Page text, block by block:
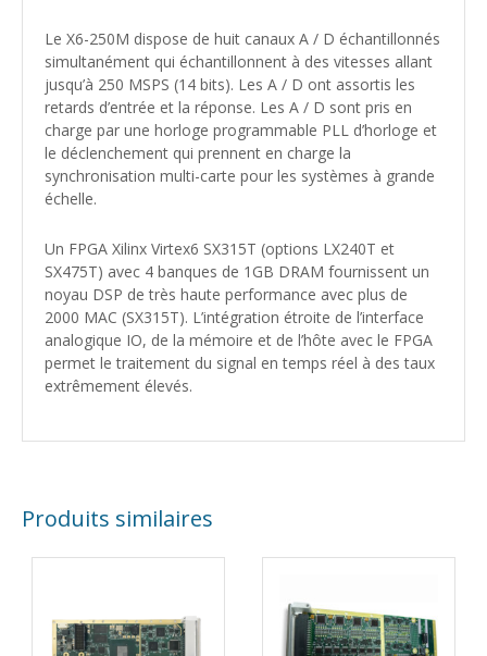
Le X6-250M dispose de huit canaux A / D échantillonnés
simultanément qui échantillonnent à des vitesses allant
jusqu’à 250 MSPS (14 bits). Les A / D ont assortis les
retards d’entrée et la réponse. Les A / D sont pris en
charge par une horloge programmable PLL d’horloge et
le déclenchement qui prennent en charge la
synchronisation multi-carte pour les systèmes à grande
échelle.
Un FPGA Xilinx Virtex6 SX315T (options LX240T et
SX475T) avec 4 banques de 1GB DRAM fournissent un
noyau DSP de très haute performance avec plus de
2000 MAC (SX315T). L’intégration étroite de l’interface
analogique IO, de la mémoire et de l’hôte avec le FPGA
permet le traitement du signal en temps réel à des taux
extrêmement élevés.
Produits similaires